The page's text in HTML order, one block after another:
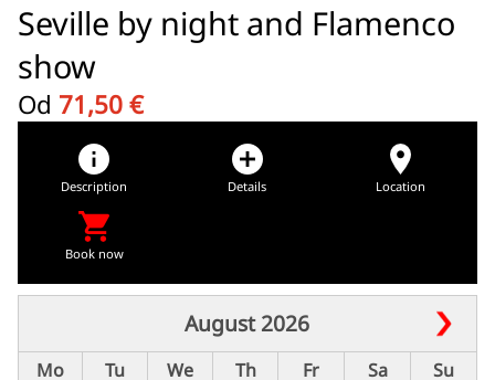
Seville by night and Flamenco
show
Od 71,50 €